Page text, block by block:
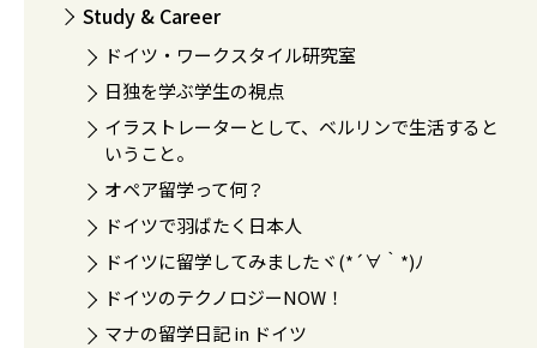
Study & Career
ドイツ・ワークスタイル研究室
日独を学ぶ学生の視点
イラストレーターとして、ベルリンで生活すると
いうこと。
オペア留学って何？
ドイツで羽ばたく日本人
ドイツに留学してみましたヾ(*´∀｀*)ﾉ
ドイツのテクノロジーNOW！
マナの留学日記 in ドイツ